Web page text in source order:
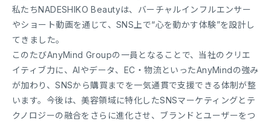
私たちNADESHIKO Beautyは、バーチャルインフルエンサー
やショート動画を通じて、SNS上で“心を動かす体験”を設計し
てきました。
このたびAnyMind Groupの一員となることで、当社のクリエ
イティブ力に、AIやデータ、EC・物流といったAnyMindの強み
が加わり、SNSから購買までを一気通貫で支援できる体制が整
います。今後は、美容領域に特化したSNSマーケティングとテ
クノロジーの融合をさらに進化させ、ブランドとユーザーをつ